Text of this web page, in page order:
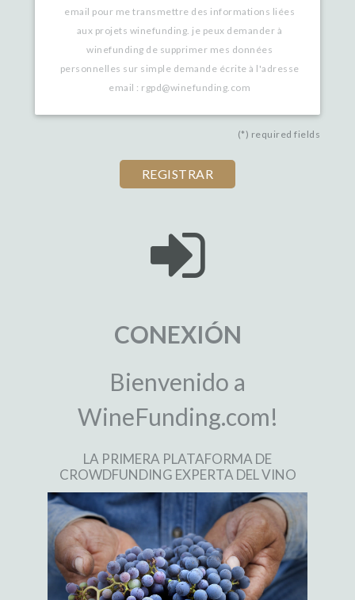
email pour me transmettre des informations liées
aux projets winefunding. je peux demander à
winefunding de supprimer mes données
personnelles sur simple demande écrite à l'adresse
email : rgpd@winefunding.com
(*) required fields
CONEXIÓN
Bienvenido a
WineFunding.com!
LA PRIMERA PLATAFORMA DE
CROWDFUNDING EXPERTA DEL VINO